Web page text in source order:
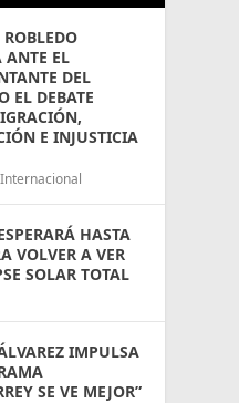
ANTE EL
DEL
EL DEBATE
E INJUSTICIA
HASTA
VOLVER A VER
SOLAR TOTAL
IMPULSA
SE VE MEJOR”